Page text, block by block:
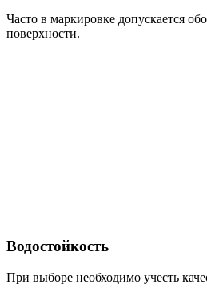
Часто в маркировке допускается
поверхности.
Водостойкость
При выборе необходимо учесть